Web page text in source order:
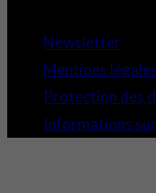
Newsletter
Mentions
Protection des
Informations